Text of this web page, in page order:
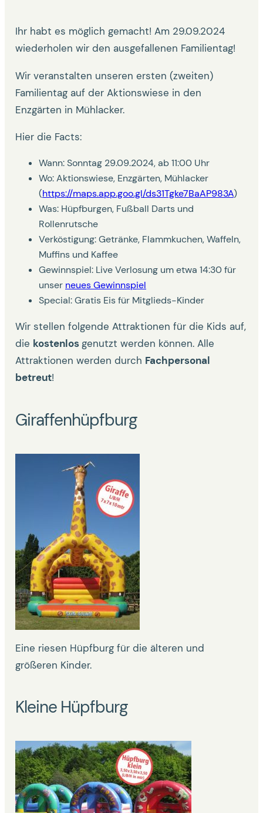
Ihr habt es möglich gemacht! Am 29.09.2024
wiederholen wir den ausgefallenen Familientag!
Wir veranstalten unseren ersten (zweiten)
Familientag auf der Aktionswiese in den
Enzgärten in Mühlacker.
Hier die Facts:
Wann: Sonntag 29.09.2024, ab 11:00 Uhr
Wo: Aktionswiese, Enzgärten, Mühlacker
(https://maps.app.goo.gl/ds31Tgke7BaAP983A)
Was: Hüpfburgen, Fußball Darts und
Rollenrutsche
Verköstigung: Getränke, Flammkuchen, Waffeln,
Muffins und Kaffee
Gewinnspiel: Live Verlosung um etwa 14:30 für
unser neues Gewinnspiel
Special: Gratis Eis für Mitglieds-Kinder
Wir stellen folgende Attraktionen für die Kids auf,
die kostenlosgenutzt werden können. Alle
Attraktionen werden durch Fachpersonal
betreut!
Giraffenhüpfburg
Eine riesen Hüpfburg für die älteren und
größeren Kinder.
Kleine Hüpfburg